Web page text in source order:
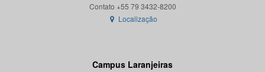
Localização
Campus Laranjeiras